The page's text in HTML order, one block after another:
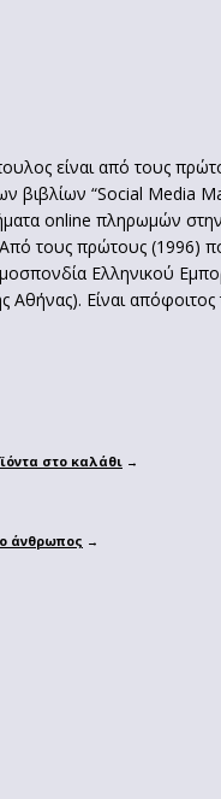
είναι από τους
βιβλίων “Social Media
online πληρωμών
τους πρώτους (1996)
Ελληνικού
Είναι
στο καλάθι →
ο άνθρωπος →